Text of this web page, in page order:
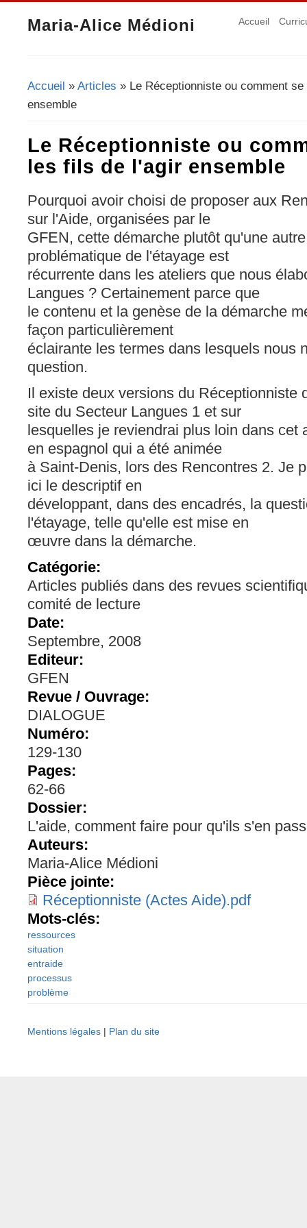
Maria-Alice Médioni Accueil
Vous êtes ici
Accueil » Articles » Le Réceptionniste ou comment
ensemble
Le Réceptionniste ou
les fils de l'agir ensemble
Pourquoi avoir choisi de proposer aux
sur l'Aide, organisées par le
GFEN, cette démarche plutôt qu'une
problématique de l'étayage est
récurrente dans les ateliers que nous
Langues ? Certainement parce que
le contenu et la genèse de la démarche
façon particulièrement
éclairante les termes dans lesquels nous
question.
Il existe deux versions du Réceptionniste
site du Secteur Langues 1 et sur
lesquelles je reviendrai plus loin dans cet
en espagnol qui a été animée
à Saint-Denis, lors des Rencontres 2. Je
ici le descriptif en
développant, dans des encadrés, la
l'étayage, telle qu'elle est mise en
œuvre dans la démarche.
Catégorie:
Articles publiés dans des revues
comité de lecture
Date:
Septembre, 2008
Editeur:
GFEN
Revue / Ouvrage:
DIALOGUE
Numéro:
129-130
Pages:
62-66
Dossier:
L'aide, comment faire pour qu'ils s'en
Auteurs:
Maria-Alice Médioni
Pièce jointe:
Réceptionniste (Actes Aide).pdf
Mots-clés:
ressources
situation
entraide
processus
problème
Mentions légales | Plan du site